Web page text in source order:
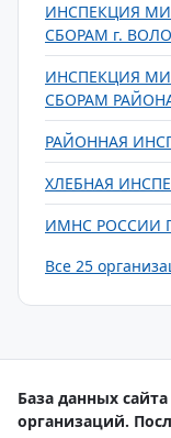
ИНСПЕКЦИЯ
СБОРАМ г.
ИНСПЕКЦИЯ
СБОРАМ
РАЙОННАЯ
ХЛЕБНАЯ
ИМНС РОССИИ
Все 25
База данных
организаций.